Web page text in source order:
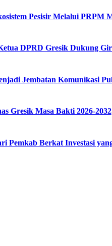
Pesisir Melalui PRPM
DPRD Gresik Dukung
Jembatan Komunikasi
Gresik Masa Bakti 2026-
Pemkab Berkat Investasi